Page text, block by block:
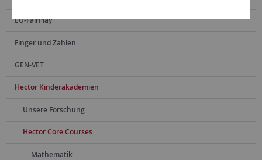
EU-FairPlay
Finger und Zahlen
GEN-VET
Hector Kinderakademien
Unsere Forschung
Hector Core Courses
Mathematik